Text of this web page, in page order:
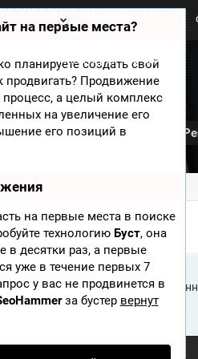
на первые места?
планируете создать свой
продвигать? Продвижение
процесс, а целый комплекс
на увеличение его
его позиций в
на первые места в поиске
технологию Буст, она
в десятки раз, а первые
уже в течение первых 7
у вас не продвинется в
за бустер вернут
-
П
ф
ор
м
ы
Новости
Мини игры О сайте
Обои Дополнения
Inferno
INFERNO
из игры Dante's Inferno
Новости к этой игре.